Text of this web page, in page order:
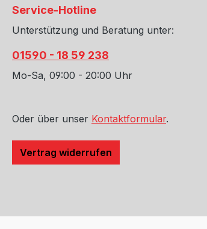
Service-Hotline
Unterstützung und Beratung unter:
01590 - 18 59 238
Mo-Sa, 09:00 - 20:00 Uhr
Oder über unser Kontaktformular.
Vertrag widerrufen